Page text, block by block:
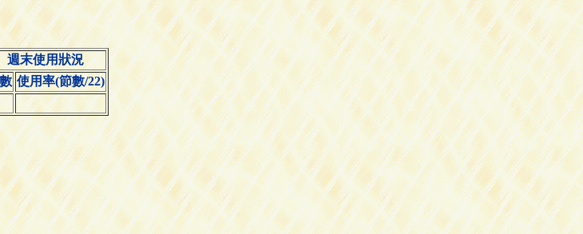
週末使用狀況
使用率(節數/22)